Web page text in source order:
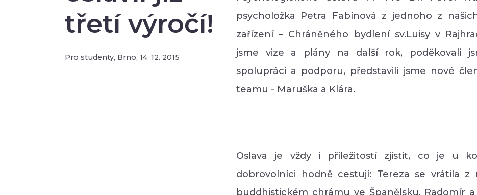
třetí výročí!
Pro studenty, Brno, 14. 12. 2015
psycholožka Petra Fabínová z jednoho z
zařízení – Chráněného bydlení sv.Luisy v
jsme vize a plány na další rok, poděkovali
spolupráci a podporu, představili jsme nové
teamu - Maruška a Klára.
Oslava je vždy i příležitostí zjistit, co je u
dobrovolníci hodně cestují: Tereza se vrátila z
buddhistickém chrámu ve Španělsku, Radomír a